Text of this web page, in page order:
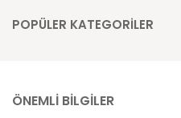
POPÜLER KATEGORİLER
ÖNEMLİ BİLGİLER